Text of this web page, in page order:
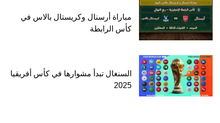
مباراة أرسنال وكريستال بالاس في
كأس الرابطة
السنغال تبدأ مشوارها في كأس أفريقيا
2025